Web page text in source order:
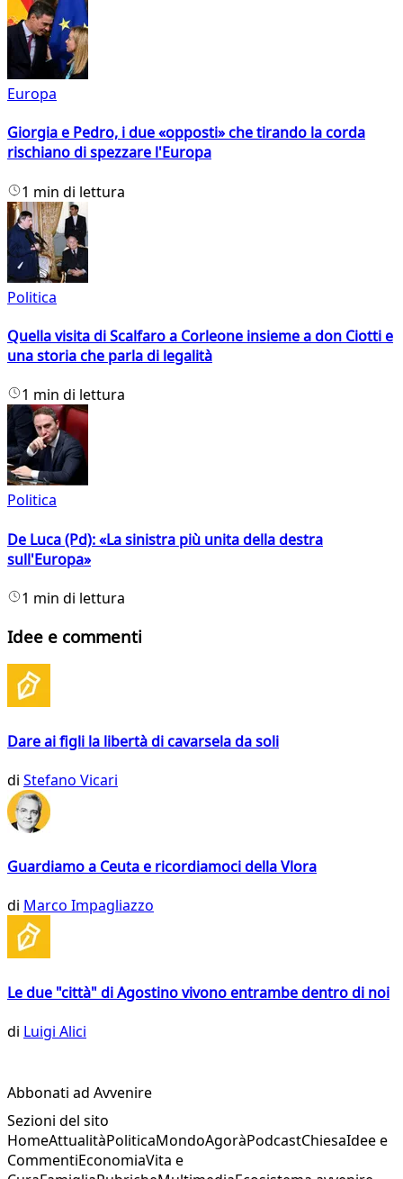
Europa
Giorgia e Pedro, i due «opposti» che tirando la corda
rischiano di spezzare l'Europa
1 min di lettura
Politica
Quella visita di Scalfaro a Corleone insieme a don Ciotti e
una storia che parla di legalità
1 min di lettura
Politica
De Luca (Pd): «La sinistra più unita della destra
sull'Europa»
1 min di lettura
Idee e commenti
Dare ai figli la libertà di cavarsela da soli
di Stefano Vicari
Guardiamo a Ceuta e ricordiamoci della Vlora
di Marco Impagliazzo
Le due "città" di Agostino vivono entrambe dentro di noi
di Luigi Alici
Abbonati ad Avvenire
Sezioni del sito
HomeAttualitàPoliticaMondoAgoràPodcastChiesaIdee e
CommentiEconomiaVita e